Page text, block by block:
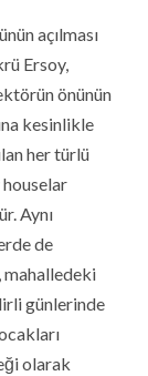
açılması
Ersoy,
önünün
kesinlikle
her türlü
Aynı
de
mahalledeki
günlerinde
olarak